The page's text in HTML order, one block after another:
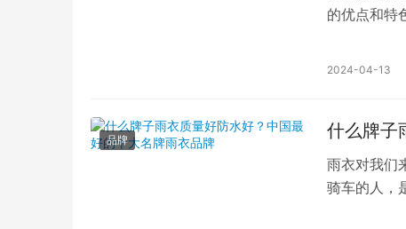
的优点和特
2024-04-13
品牌 什么牌子
雨衣对我们
骑车的人，